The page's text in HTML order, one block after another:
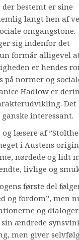
bestemt er sine
langt hen af
omgangstone.
sig indenfor det
formår alligevel
er hendes
normer og
Hadlow er
Det
interessant.
læsere af
i Austens
nørdede og lidt
livlige og
første del
og fordom”, men
og
ændrede
men giver